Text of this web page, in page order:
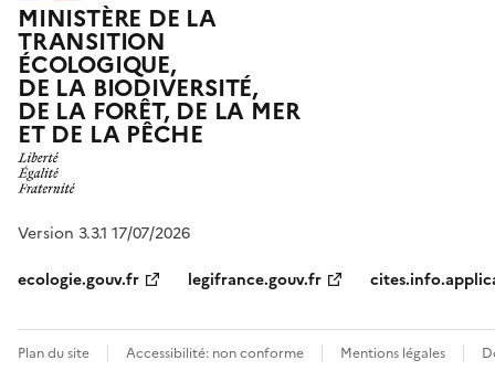
MINISTÈRE DE LA
TRANSITION
ÉCOLOGIQUE,
DE LA BIODIVERSITÉ,
DE LA FORÊT, DE LA MER
ET DE LA PÊCHE
Version 3.3.1 17/07/2026
ecologie.gouv.fr
legifrance.gouv.fr
Plan du site Accessibilité: non conforme Mentions légales